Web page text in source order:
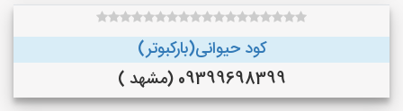
کود حیوانی(بارکبوتر)
09399698399 (مشهد )